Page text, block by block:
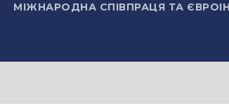
МІЖНАРОДНА СПІВПРАЦЯ ТА